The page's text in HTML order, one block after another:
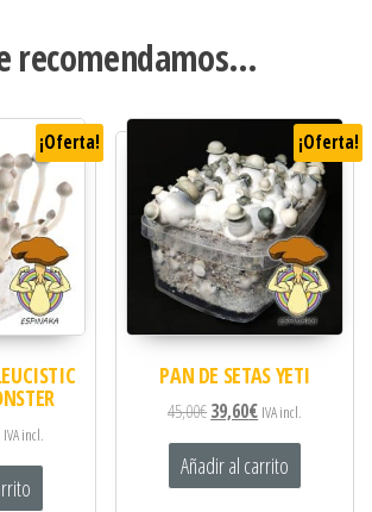
recomendamos…
¡Oferta!
IVA incl.
¡Oferta!
PAN DE SETAS YETI
45,00€39,60€ IVA incl.
Añadir al carrito